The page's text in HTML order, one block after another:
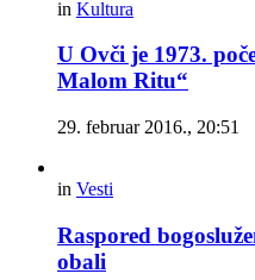
in Kultura
U Ovči je 1973.
Malom Ritu“
29. februar 2016., 20:51
in Vesti
Raspored
obali